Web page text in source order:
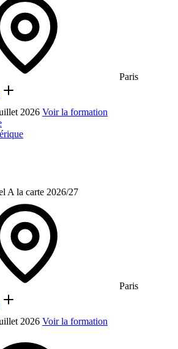
Paris
2026 Voir la formation
A la carte 2026/27
Paris
2026 Voir la formation